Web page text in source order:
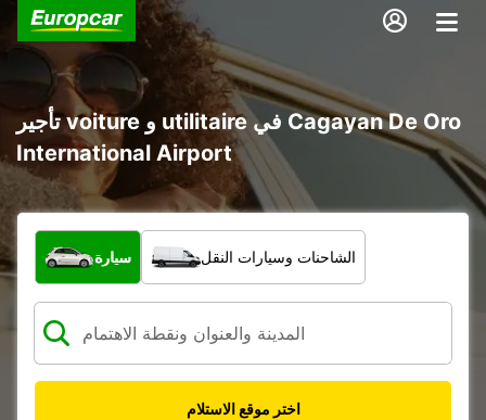
تأجير voiture و utilitaire في Cagayan De Oro
International Airport
ما نوع المركبة؟
سيارة الشاحنات وسيارات النقل
اختر موقع الاستلام